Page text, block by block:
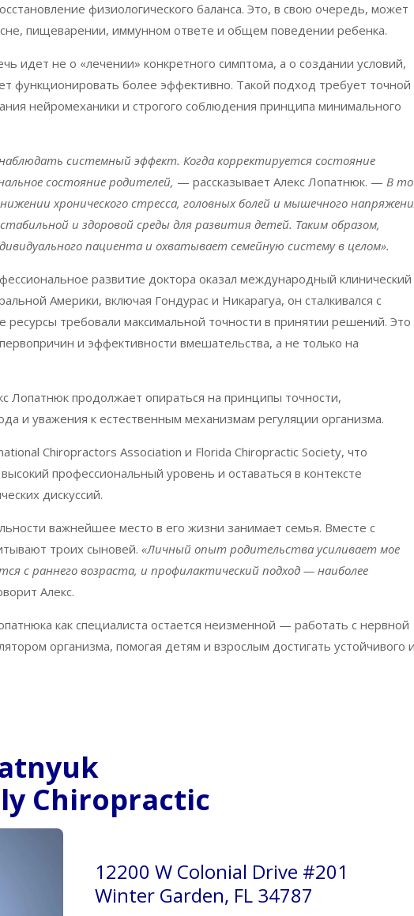
физиологического баланса. Это, в свою очередь, может
пищеварении, иммунном ответе и общем поведении ребенка.
идет не о «лечении» конкретного симптома, а о создании условий,
функционировать более эффективно. Такой подход требует точной
нейромеханики и строгого соблюдения принципа минимального
системный эффект. Когда корректируется состояние
состояние родителей, — рассказывает Алекс Лопатнюк. — В то
хронического стресса, головных болей и мышечного
и здоровой среды для развития детей. Таким образом,
пациента и охватывает семейную систему в целом».
развитие доктора оказал международный клинический
Америки, включая Гондурас и Никарагуа, он сталкивался с
ресурсы требовали максимальной точности в принятии решений. Это
и эффективности вмешательства, а не только на
Лопатнюк продолжает опираться на принципы точности,
и уважения к естественным механизмам регуляции организма.
Chiropractors Association и Florida Chiropractic Society, что
профессиональный уровень и оставаться в контексте
дискуссий.
важнейшее место в его жизни занимает семья. Вместе с
троих сыновей. «Личный опыт родительства усиливает мое
с раннего возраста, и профилактический подход — наиболее
Алекс.
как специалиста остается неизменной — работать с нервной
организма, помогая детям и взрослым достигать устойчивого
Chiropractic
12200 W Colonial Drive #201
Winter Garden, FL 34787